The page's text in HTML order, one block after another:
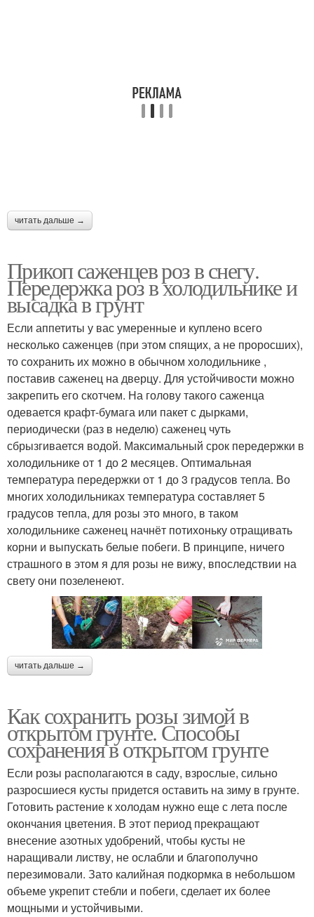
читать дальше →
Прикоп саженцев роз в снегу.
Передержка роз в холодильнике и
высадка в грунт
Если аппетиты у вас умеренные и куплено всего
несколько саженцев (при этом спящих, а не проросших),
то сохранить их можно в обычном холодильнике ,
поставив саженец на дверцу. Для устойчивости можно
закрепить его скотчем. На голову такого саженца
одевается крафт-бумага или пакет с дырками,
периодически (раз в неделю) саженец чуть
сбрызгивается водой. Максимальный срок передержки в
холодильнике от 1 до 2 месяцев. Оптимальная
температура передержки от 1 до 3 градусов тепла. Во
многих холодильниках температура составляет 5
градусов тепла, для розы это много, в таком
холодильнике саженец начнёт потихоньку отращивать
корни и выпускать белые побеги. В принципе, ничего
страшного в этом я для розы не вижу, впоследствии на
свету они позеленеют.
читать дальше →
Как сохранить розы зимой в
открытом грунте. Способы
сохранения в открытом грунте
Если розы располагаются в саду, взрослые, сильно
разросшиеся кусты придется оставить на зиму в грунте.
Готовить растение к холодам нужно еще с лета после
окончания цветения. В этот период прекращают
внесение азотных удобрений, чтобы кусты не
наращивали листву, не ослабли и благополучно
перезимовали. Зато калийная подкормка в небольшом
объеме укрепит стебли и побеги, сделает их более
мощными и устойчивыми.